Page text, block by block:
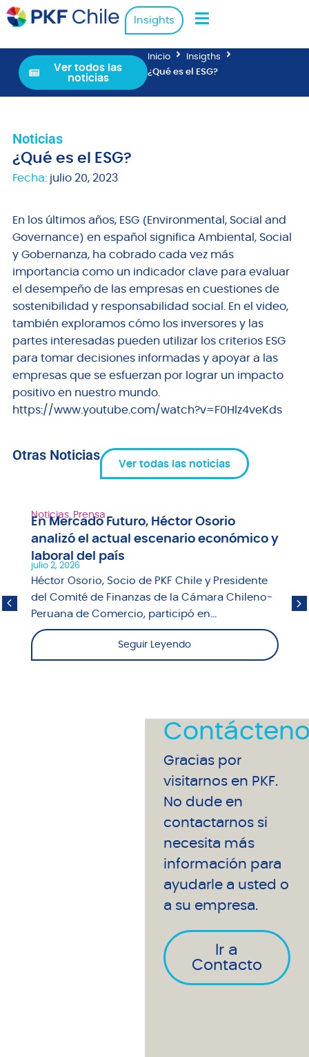
Insights
Ver todos las
noticias
Inicio
Insigths
¿Qué es el ESG?
Noticias
¿Qué es el ESG?
Fecha: julio 20, 2023
En los últimos años, ESG (Environmental, Social and
Governance) en español significa Ambiental, Social
y Gobernanza, ha cobrado cada vez más
importancia como un indicador clave para evaluar
el desempeño de las empresas en cuestiones de
sostenibilidad y responsabilidad social. En el video,
también exploramos cómo los inversores y las
partes interesadas pueden utilizar los criterios ESG
para tomar decisiones informadas y apoyar a las
empresas que se esfuerzan por lograr un impacto
positivo en nuestro mundo.
https://www.youtube.com/watch?v=F0Hlz4veKds
Otras Noticias
Ver todas las noticias
Noticias, Prensa
En Mercado Futuro, Héctor Osorio
analizó el actual escenario económico y
laboral del país
julio 2, 2026
Héctor Osorio, Socio de PKF Chile y Presidente
del Comité de Finanzas de la Cámara Chileno-
Peruana de Comercio, participó en...
Seguir Leyendo
Gracias por
visitarnos en PKF.
No dude en
contactarnos si
necesita más
información para
ayudarle a usted o
a su empresa.
Ir a
Contacto